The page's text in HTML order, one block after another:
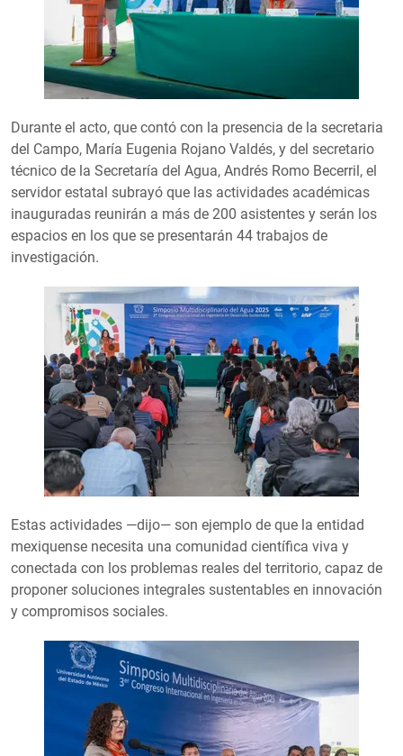
Durante el acto, que contó con la presencia de la secretaria
del Campo, María Eugenia Rojano Valdés, y del secretario
técnico de la Secretaría del Agua, Andrés Romo Becerril, el
servidor estatal subrayó que las actividades académicas
inauguradas reunirán a más de 200 asistentes y serán los
espacios en los que se presentarán 44 trabajos de
investigación.
Estas actividades —dijo— son ejemplo de que la entidad
mexiquense necesita una comunidad científica viva y
conectada con los problemas reales del territorio, capaz de
proponer soluciones integrales sustentables en innovación
y compromisos sociales.